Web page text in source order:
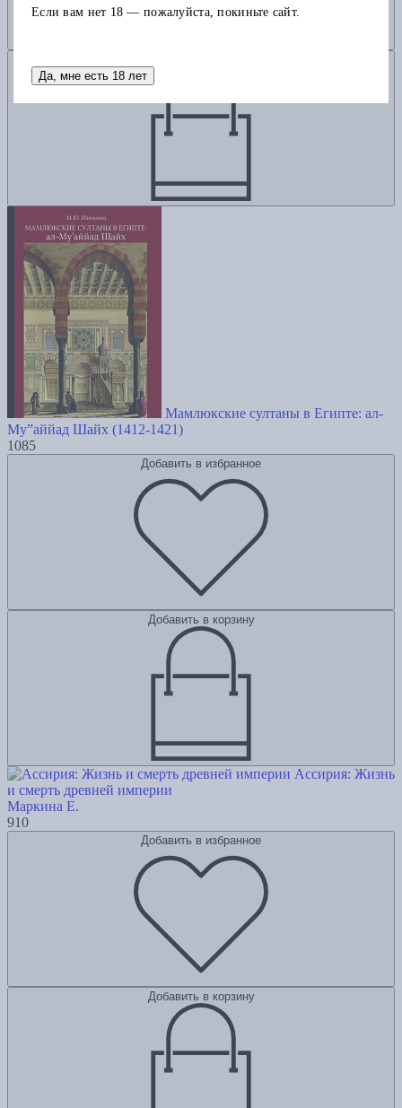
Мамлюкские султаны в Египте: ал-
Му”аййад Шайх (1412-1421)
1085
Добавить в избранное
Добавить в корзину
Ассирия: Жизнь
и смерть древней империи
Маркина Е.
910
Добавить в избранное
Добавить в корзину
Если вам нет 18 — пожалуйста, покиньте сайт.
Да, мне есть 18 лет